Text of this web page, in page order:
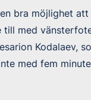
bra möjlighet
med
Kodalaev,
med fem